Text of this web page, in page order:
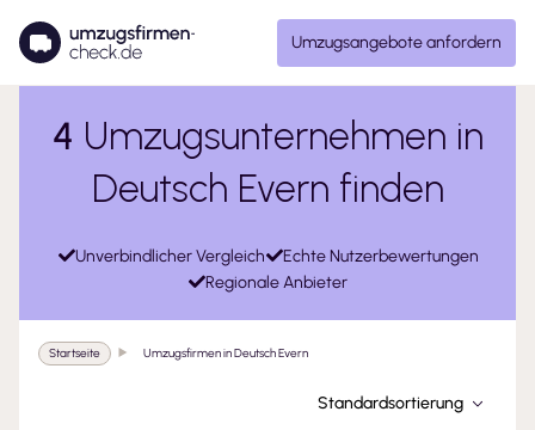
Umzugsangebote anfordern
4 Umzugsunternehmen in
Deutsch Evern finden
Unverbindlicher Vergleich
Echte Nutzerbewertungen
Regionale Anbieter
Startseite Umzugsfirmen in Deutsch Evern
Standardsortierung